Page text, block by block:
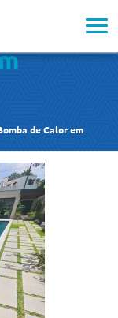
de Calor em